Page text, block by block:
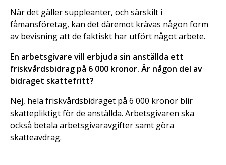
När det gäller suppleanter, och särskilt i
fåmansföretag, kan det däremot krävas någon form
av bevisning att de faktiskt har utfört något arbete.
En arbetsgivare vill erbjuda sin anställda ett
friskvårdsbidrag på 6 000 kronor. Är någon del av
bidraget skattefritt?
Nej, hela friskvårdsbidraget på 6 000 kronor blir
skattepliktigt för de anställda. Arbetsgivaren ska
också betala arbetsgivaravgifter samt göra
skatteavdrag.